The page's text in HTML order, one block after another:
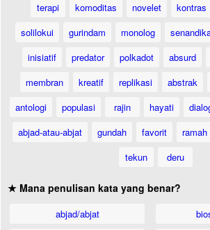
terapi
komoditas novelet kontras
solilokui
gurindam monolog
inisiatif
predator polkadot absurd
membran
kreatif replikasi abstrak
antologi
populasi rajin hayati
abjad-atau-abjat
gundah favorit ramah
tekun
deru
★ Mana penulisan kata yang benar?
abjad/abjat